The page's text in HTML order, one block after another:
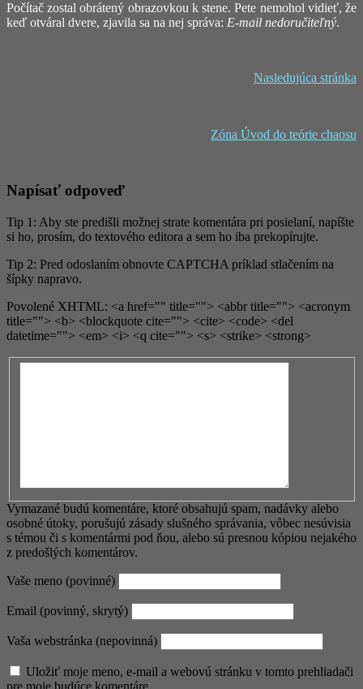
Počítač zostal obrátený obrazovkou k stene. Pete nemohol vidieť, že
keď otváral dvere, zjavila sa na nej správa: E-mail nedoručiteľný.
Nasledujúca stránka
Zóna Úvod do teórie chaosu
Napísať odpoveď
Tip 1: Aby ste predišli možnej strate komentára pri posielaní, napíšte
si ho, prosím, do textového editora a sem ho iba prekopírujte.
Tip 2: Pred odoslaním obnovte CAPTCHA príklad stlačením na
šípky napravo.
Povolené XHTML: <a href="" title=""> <abbr title=""> <acronym
title=""> <b> <blockquote cite=""> <cite> <code> <del
datetime=""> <em> <i> <q cite=""> <s> <strike> <strong>
Vymazané budú komentáre, ktoré obsahujú spam, nadávky alebo
osobné útoky, porušujú zásady slušného správania, vôbec nesúvisia
s témou či s komentármi pod ňou, alebo sú presnou kópiou nejakého
z predošlých komentárov.
Vaše meno (povinné)
Email (povinný, skrytý)
Vaša webstránka (nepovinná)
Uložiť moje meno, e-mail a webovú stránku v tomto prehliadači